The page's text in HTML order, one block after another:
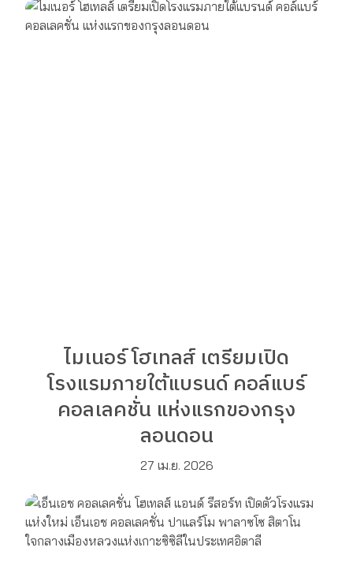
ไมเนอร์ โฮเทลส์ เตรียมเปิด
โรงแรมภายใต้แบรนด์ คอล์แบร์
คอลเลคชั่น แห่งแรกของกรุง
ลอนดอน
27 เม.ย. 2026